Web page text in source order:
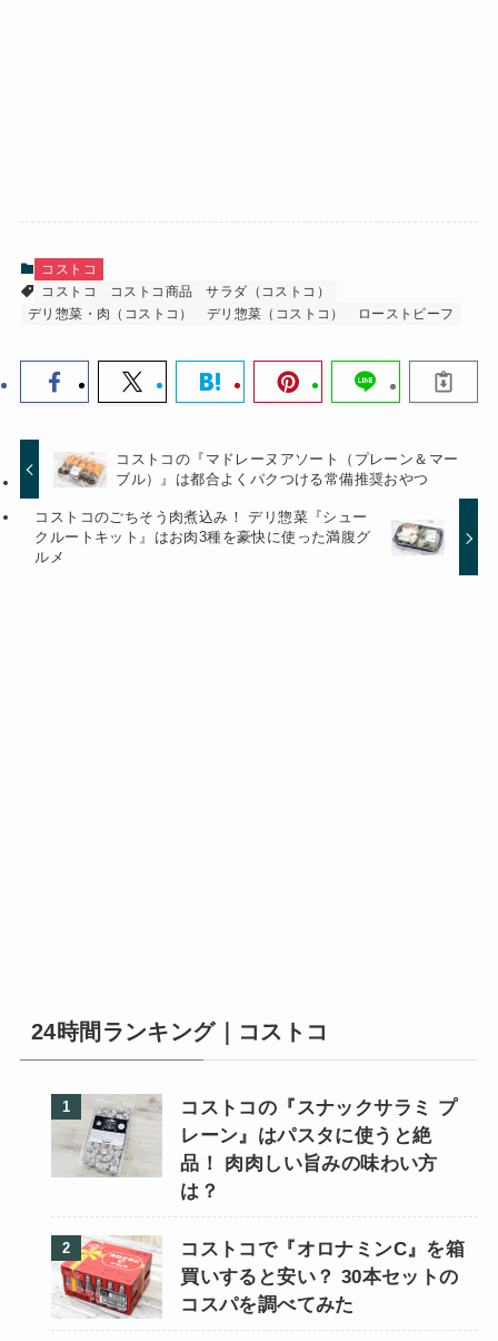
コストコ
コストコ
コストコ商品
サラダ（コストコ）
デリ惣菜・肉（コストコ）
デリ惣菜（コストコ） ローストビーフ
コストコの『マドレーヌアソート（プレーン＆マー
ブル）』は都合よくパクつける常備推奨おやつ
コストコのごちそう肉煮込み！ デリ惣菜『シュー
クルートキット』はお肉3種を豪快に使った満腹グ
ルメ
24時間ランキング｜コストコ
コストコの『スナックサラミ プ
レーン』はパスタに使うと絶
品！ 肉肉しい旨みの味わい方
は？
コストコで『オロナミンC』を箱
買いすると安い？ 30本セットの
コスパを調べてみた